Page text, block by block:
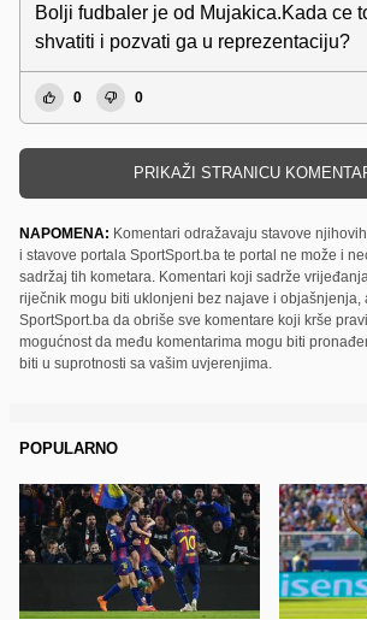
Bolji fudbaler je od Mujakica.Kada ce
shvatiti i pozvati ga u reprezentaciju?
0 0
PRIKAŽI STRANICU
NAPOMENA: Komentari odražavaju stavove
i stavove portala SportSport.ba te portal ne može i
sadržaj tih kometara. Komentari koji sadrže
riječnik mogu biti uklonjeni bez najave i objašnjenja,
SportSport.ba da obriše sve komentare koji krše
mogućnost da među komentarima mogu biti
biti u suprotnosti sa vašim uvjerenjima.
POPULARNO